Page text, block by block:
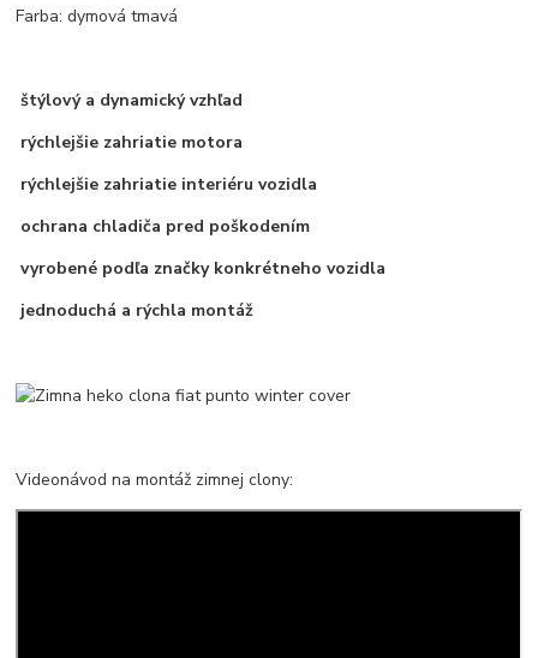
Farba: dymová tmavá
štýlový a dynamický vzhľad
rýchlejšie zahriatie motora
rýchlejšie zahriatie interiéru vozidla
ochrana chladiča pred poškodením
vyrobené podľa značky konkrétneho vozidla
jednoduchá a rýchla montáž
Videonávod na montáž zimnej clony: